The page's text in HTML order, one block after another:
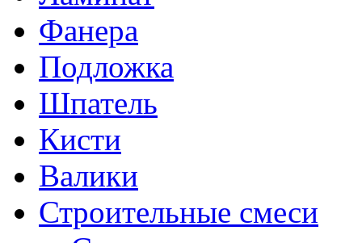
Фанера
Подложка
Шпатель
Кисти
Валики
Строительные смеси